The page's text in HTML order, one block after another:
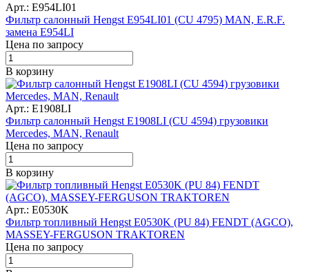
Арт.: E954LI01
Фильтр салонный Hengst E954LI01 (CU 4795) MAN, E.R.F.
замена E954LI
Цена по запросу
В корзину
Арт.: E1908LI
Фильтр салонный Hengst E1908LI (CU 4594) грузовики
Mercedes, MAN, Renault
Цена по запросу
В корзину
Арт.: E0530K
Фильтр топливный Hengst E0530K (PU 84) FENDT (AGCO),
MASSEY-FERGUSON TRAKTOREN
Цена по запросу